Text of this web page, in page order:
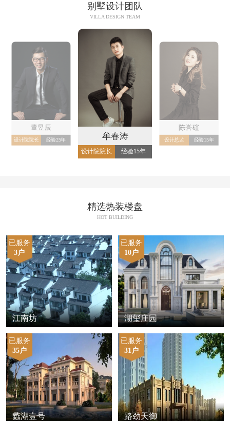
别墅设计团队
VILLA DESIGN TEAM
董昱辰
设计院院长 经验25年 牟春涛
设计院院长 经验15年
陈誉碹
设计总监 经验15年
精选热装楼盘
HOT BUILDING
已服务
3户
江南坊
已服务
10户
湖玺庄园
已服务
35户
蠡湖壹号
已服务
31户
路劲天御